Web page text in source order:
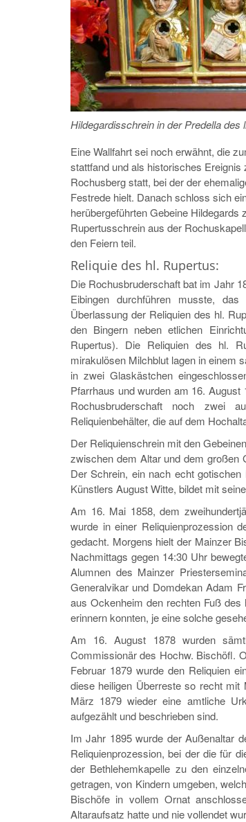
Hildegardisschrein in der Predella
Eine Wallfahrt sei noch erwähnt, die
stattfand und als historisches
Rochusberg statt, bei der der
Festrede hielt. Danach schloss sich
herübergeführten Gebeine
Rupertusschrein aus der
den Feiern teil.
Reliquie des hl. Rupertus:
Die Rochusbruderschaft bat im Jahr
Eibingen durchführen musste,
Überlassung der Reliquien des hl.
den Bingern neben etlichen
Rupertus). Die Reliquien des hl.
mirakulösen Milchblut lagen in einem
in zwei Glaskästchen
Pfarrhaus und wurden am 16.
Rochusbruderschaft noch zwei
Reliquienbehälter, die auf dem
Der Reliquienschrein mit den
zwischen dem Altar und dem großen
Der Schrein, ein nach echt
Künstlers August Witte, bildet mit
Am 16. Mai 1858, dem
wurde in einer Reliquienprozession
gedacht. Morgens hielt der Mainzer
Nachmittags gegen 14:30 Uhr
Alumnen des Mainzer
Generalvikar und Domdekan Adam
aus Ockenheim den rechten Fuß
erinnern konnten, je eine solche
Am 16. August 1878 wurden
Commissionär des Hochw. Bischöfl.
Februar 1879 wurde den Reliquien
diese heiligen Überreste so recht
März 1879 wieder eine amtliche
aufgezählt und beschrieben sind.
Im Jahr 1895 wurde der Außenaltar
Reliquienprozession, bei der die für
der Bethlehemkapelle zu den
getragen, von Kindern umgeben,
Bischöfe in vollem Ornat
Altaraufsatz hatte und nie vollendet